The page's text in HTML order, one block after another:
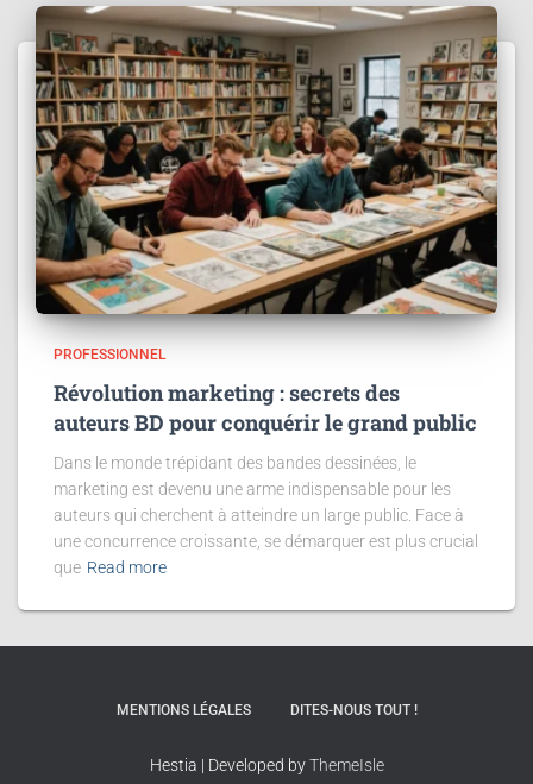
PROFESSIONNEL
Révolution marketing : secrets des
auteurs BD pour conquérir le grand public
Dans le monde trépidant des bandes dessinées, le
marketing est devenu une arme indispensable pour les
auteurs qui cherchent à atteindre un large public. Face à
une concurrence croissante, se démarquer est plus crucial
que Read more
MENTIONS LÉGALES DITES-NOUS TOUT !
Hestia | Developed byThemeIsle